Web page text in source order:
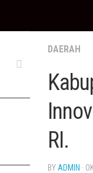
DAERAH
RI.
BY ADMIN ·